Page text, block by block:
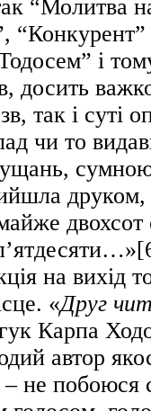
“Молитва
і
досить
так і суті
чи то
друком,
двохсот
на вихід
«Друг
Карпа
автор
– не побоюся